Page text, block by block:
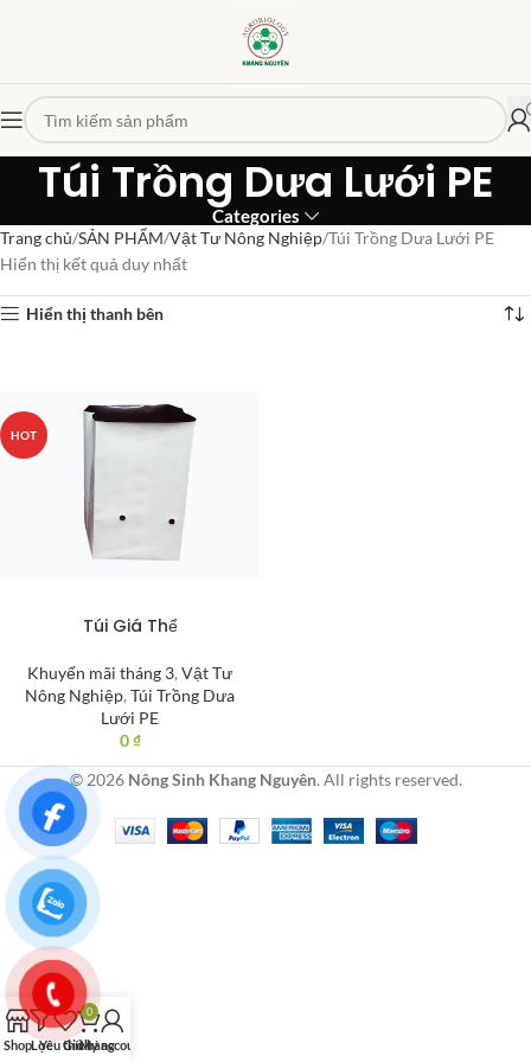
Túi Trồng Dưa Lưới PE
Categories
Trang chủ SẢN PHẨM Vật Tư Nông Nghiệp Túi Trồng Dưa Lưới PE
Hiển thị kết quả duy nhất
Hiển thị thanh bên
HOT
Túi Giá Thể
Khuyến mãi tháng 3, Vật Tư
Nông Nghiệp, Túi Trồng Dưa
Lưới PE
0 ₫
© 2026 Nông Sinh Khang Nguyên. All rights reserved.
ShopLọcYêu thích
0
Giỏ hàng
My account